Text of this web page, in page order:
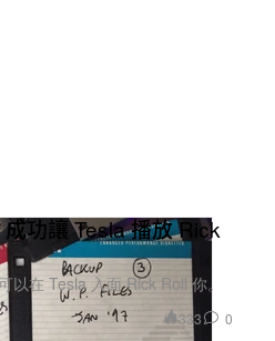
功讓 Tesla 播放 Rick
在 Tesla 入面 Rick Roll 你。
333 0